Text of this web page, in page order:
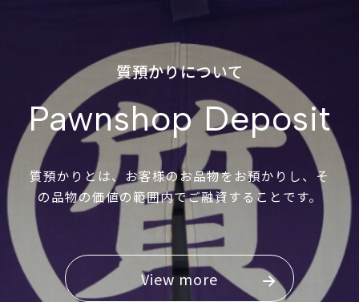
質預かりについて
Pawnshop Deposit
質預かりとは、お客様のお品物をお預かりし、そ
の品物の価値の範囲内でご融資することです。
View more